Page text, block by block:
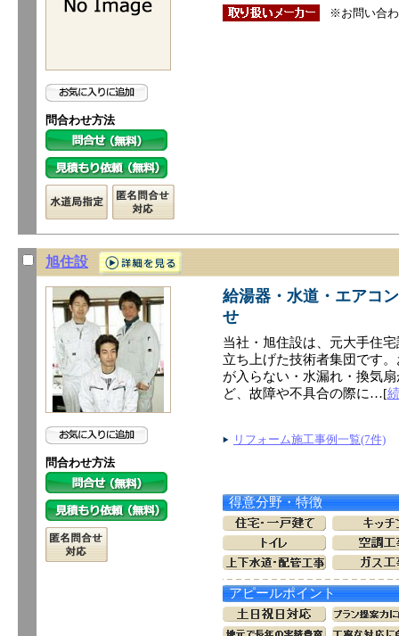
問合わせ方法
※お問い合
旭住設
問合わせ方法
給湯器・水道・エアコ
せ
当社・旭住設は、元大手住
立ち上げた技術者集団です
が入らない・水漏れ・換気
ど、故障や不具合の際に…[
リフォーム施工事例一覧(7件)
得意分野・特徴
アピールポイント